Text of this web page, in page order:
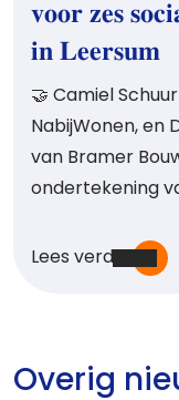
𝐯𝐨𝐨𝐫 𝐳𝐞𝐬
𝐢𝐧 𝐋𝐞𝐞𝐫𝐬𝐮𝐦
🤝 Camiel
NabijWonen, en
van Bramer
ondertekening
Lees verder
Overig